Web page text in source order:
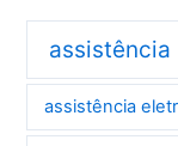
assistência
assistência